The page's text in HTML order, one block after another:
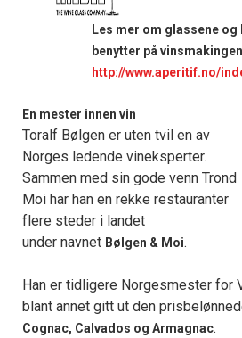
Les mer om glassene
benytter på
http://www.aperitif.no/
En mester innen vin
Toralf Bølgen er uten tvil en av
Norges ledende vineksperter.
Sammen med sin gode venn Trond
Moi har han en rekke restauranter
flere steder i landet
under navnet Bølgen & Moi.
Han er tidligere Norgesmester for
blant annet gitt ut den
Cognac, Calvados og Armagnac.